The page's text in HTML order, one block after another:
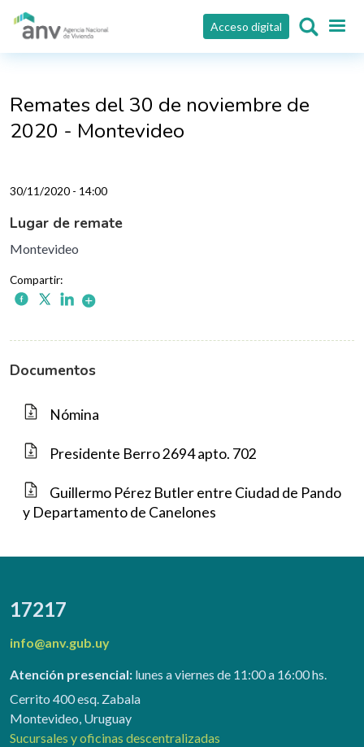
Pasar al contenido principal
Acceso digital
Remates del 30 de noviembre de
2020 - Montevideo
30/11/2020 - 14:00
Lugar de remate
Montevideo
Documentos
Nómina
Presidente Berro 2694 apto. 702
Guillermo Pérez Butler entre Ciudad de Pando
y Departamento de Canelones
17217
info@anv.gub.uy
Atención presencial: lunes a viernes de 11:00 a 16:00 hs.
Cerrito 400 esq. Zabala
Montevideo, Uruguay
Sucursales y oficinas descentralizadas